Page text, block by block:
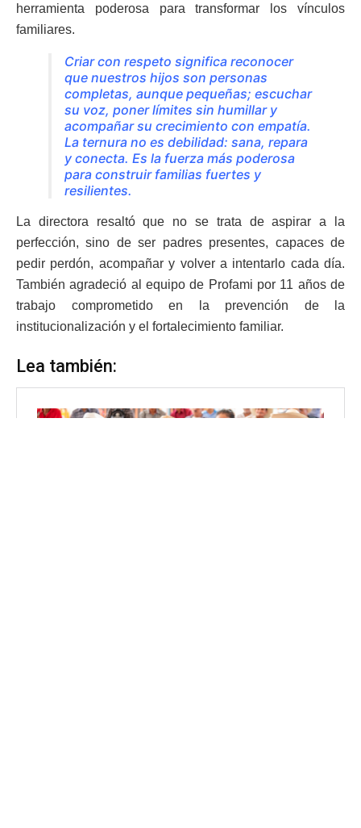
herramienta poderosa para transformar los vínculos
familiares.
Criar con respeto significa reconocer
que nuestros hijos son personas
completas, aunque pequeñas; escuchar
su voz, poner límites sin humillar y
acompañar su crecimiento con empatía.
La ternura no es debilidad: sana, repara
y conecta. Es la fuerza más poderosa
para construir familias fuertes y
resilientes.
La directora resaltó que no se trata de aspirar a la
perfección, sino de ser padres presentes, capaces de
pedir perdón, acompañar y volver a intentarlo cada día.
También agradeció al equipo de Profami por 11 años de
trabajo comprometido en la prevención de la
institucionalización y el fortalecimiento familiar.
Lea también: